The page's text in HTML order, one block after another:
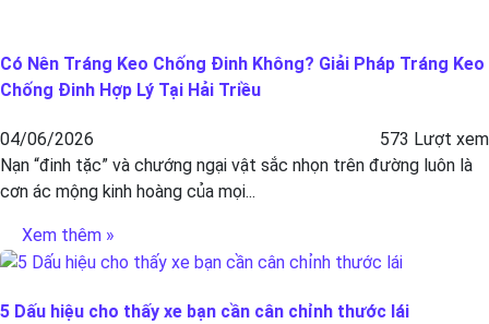
Có Nên Tráng Keo Chống Đinh Không? Giải Pháp Tráng Keo
Chống Đinh Hợp Lý Tại Hải Triều
04/06/2026
573 Lượt xem
Nạn “đinh tặc” và chướng ngại vật sắc nhọn trên đường luôn là
cơn ác mộng kinh hoàng của mọi...
Xem thêm »
5 Dấu hiệu cho thấy xe bạn cần cân chỉnh thước lái